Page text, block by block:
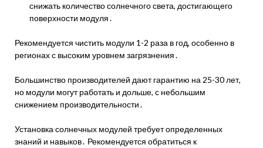
снижать количество солнечного света, достигающего
поверхности модуля․
Рекомендуется чистить модули 1-2 раза в год, особенно в
регионах с высоким уровнем загрязнения․
Большинство производителей дают гарантию на 25-30 лет,
но модули могут работать и дольше, с небольшим
снижением производительности․
Установка солнечных модулей требует определенных
знаний и навыков․ Рекомендуется обратиться к